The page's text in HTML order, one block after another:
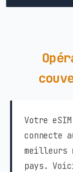
Votre
connecte
meilleurs
pays.